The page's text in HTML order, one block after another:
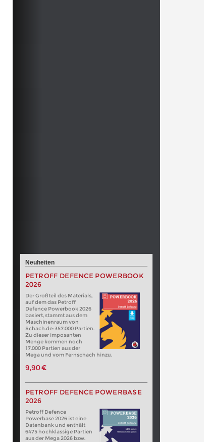
Neuheiten
PETROFF DEFENCE POWERBOOK
2026
Der Großteil des Materials,
auf dem das Petroff
Defence Powerbook 2026
basiert, stammt aus dem
Maschinenraum von
Schach.de: 357.000 Partien.
Zu dieser imposanten
Menge kommen noch
17.000 Partien aus der
Mega und vom Fernschach hinzu.
9,90 €
PETROFF DEFENCE POWERBASE
2026
Petroff Defence
Powerbase 2026 ist eine
Datenbank und enthält
6475 hochklassige Partien
aus der Mega 2026 bzw.